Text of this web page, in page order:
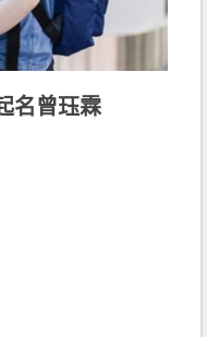
名曾珏霖